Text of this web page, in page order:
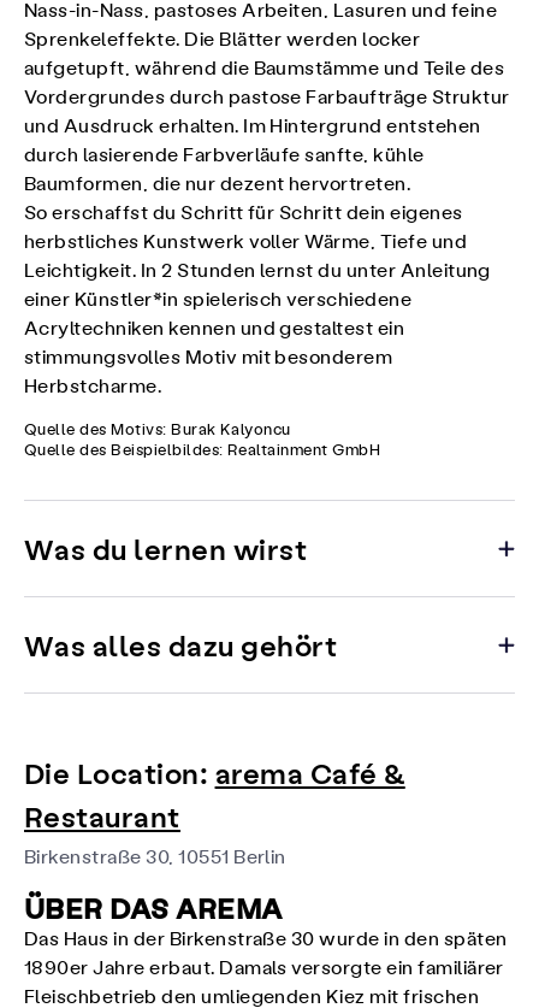
Nass-in-Nass, pastoses Arbeiten, Lasuren und feine
Sprenkeleffekte. Die Blätter werden locker
aufgetupft, während die Baumstämme und Teile des
Vordergrundes durch pastose Farbaufträge Struktur
und Ausdruck erhalten. Im Hintergrund entstehen
durch lasierende Farbverläufe sanfte, kühle
Baumformen, die nur dezent hervortreten.
So erschaffst du Schritt für Schritt dein eigenes
herbstliches Kunstwerk voller Wärme, Tiefe und
Leichtigkeit. In 2 Stunden lernst du unter Anleitung
einer Künstler*in spielerisch verschiedene
Acryltechniken kennen und gestaltest ein
stimmungsvolles Motiv mit besonderem
Herbstcharme.
Quelle des Motivs: Burak Kalyoncu
Quelle des Beispielbildes: Realtainment GmbH
Was du lernen wirst
Was alles dazu gehört
Die Location: arema Café &
Restaurant
Birkenstraße 30, 10551 Berlin
ÜBER DAS AREMA
Das Haus in der Birkenstraße 30 wurde in den späten
1890er Jahre erbaut. Damals versorgte ein familiärer
Fleischbetrieb den umliegenden Kiez mit frischen